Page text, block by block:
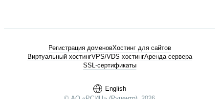
English
Регистрация доменовХостинг для сайтов
Виртуальный хостингVPS/VDS хостингАренда сервера
SSL-сертификаты